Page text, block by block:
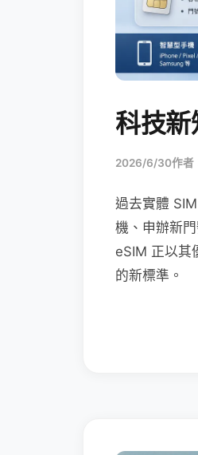
科技新
2026/6/30作者
過去實體
機、申辦新
eSIM 正以其
的新標準。